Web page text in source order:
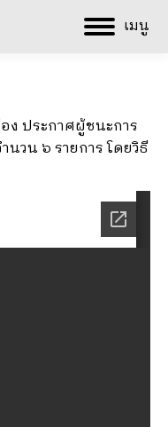
เมนู
ง ประกาศผู้ชนะการ
วน ๖ รายการ โดยวิธี